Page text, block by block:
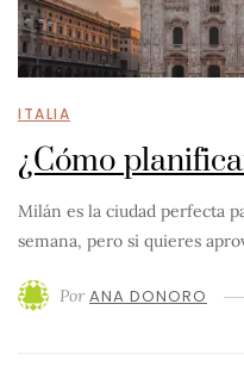
ITALIA
¿Cómo
Milán es la ciudad perfecta
semana, pero si quieres
Por ANA DONORO